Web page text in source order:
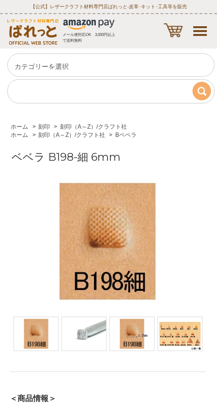
【公式】レザークラフト材料専門店ぱれっと‐皮革･キット･工具等を販売
メール便対応OK 3,000円以上
で送料無料
ホーム > 刻印 > 刻印（A～Z）/クラフト社
ホーム
> 刻印（A～Z）/クラフト社 > Bベベラ
ベベラ B198-細 6mm
＜商品情報＞